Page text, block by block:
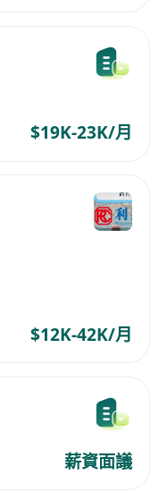
$19K-23K/月
$12K-42K/月
薪資面議